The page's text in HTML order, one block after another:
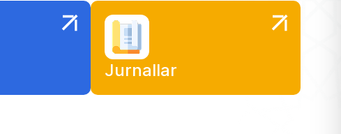
o‘qituvchilarning kasbiy salohiyatini xalqaro
miqyosda namoyon etish hamda dunyoning
yetakchi oliy ta’lim muassasalari bilan uzoq
muddatli va samarali hamkorlikni rivojlantirish
yo‘lidagi muhim qadamlardan biri hisoblanadi.
Jurnallar